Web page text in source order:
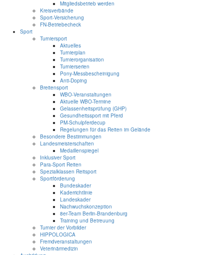
Mitgliedsbetrieb werden
Kreisverbände
Sport-Versicherung
FN-Betriebecheck
Sport
Turniersport
Aktuelles
Turnierplan
Turnierorganisation
Turnierserien
Pony-Messbescheinigung
Anti-Doping
Breitensport
WBO-Veranstaltungen
Aktuelle WBO-Termine
Gelassenheitsprüfung (GHP)
Gesundheitssport mit Pferd
PM-Schulpferdecup
Regelungen für das Reiten im Gelände
Besondere Bestimmungen
Landesmeisterschaften
Medaillenspiegel
Inklusiver Sport
Para-Sport Reiten
Spezialklassen Reitsport
Sportförderung
Bundeskader
Kaderrichtlinie
Landeskader
Nachwuchskonzeption
8er-Team Berlin-Brandenburg
Training und Betreuung
Turnier der Vorbilder
HIPPOLOGICA
Fremdveranstaltungen
Veterinärmedizin